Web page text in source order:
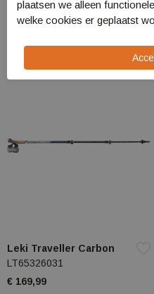
LT65220261
Leki Traveller Carbon
LT65326031
€ 169,99
plaatsen we alleen
welke cookies er geplaatst